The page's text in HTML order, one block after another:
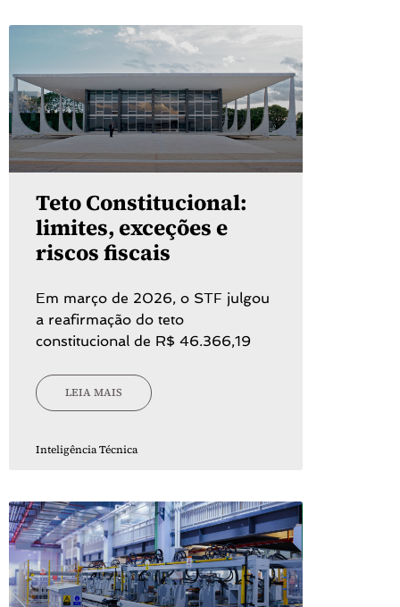
Teto Constitucional:
limites, exceções e
riscos fiscais
Em março de 2026, o STF julgou
a reafirmação do teto
constitucional de R$ 46.366,19
LEIA MAIS
Inteligência Técnica